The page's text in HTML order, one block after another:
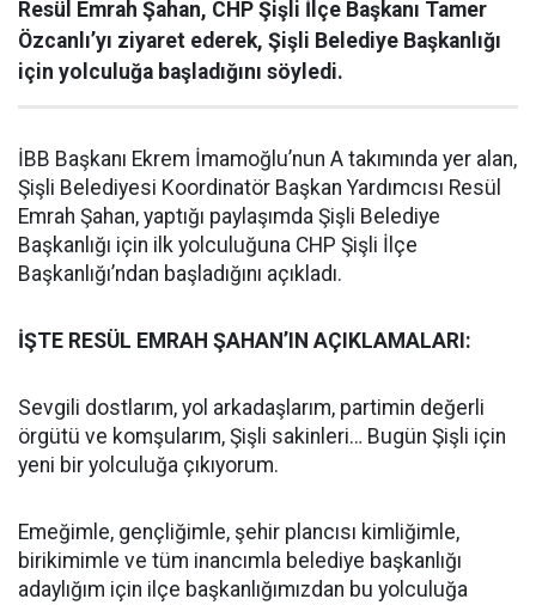
Resül Emrah Şahan, CHP Şişli İlçe Başkanı Tamer
Özcanlı’yı ziyaret ederek, Şişli Belediye Başkanlığı
için yolculuğa başladığını söyledi.
İBB Başkanı Ekrem İmamoğlu’nun A takımında yer alan,
Şişli Belediyesi Koordinatör Başkan Yardımcısı Resül
Emrah Şahan, yaptığı paylaşımda Şişli Belediye
Başkanlığı için ilk yolculuğuna CHP Şişli İlçe
Başkanlığı’ndan başladığını açıkladı.
İŞTE RESÜL EMRAH ŞAHAN’IN AÇIKLAMALARI:
Sevgili dostlarım, yol arkadaşlarım, partimin değerli
örgütü ve komşularım, Şişli sakinleri… Bugün Şişli için
yeni bir yolculuğa çıkıyorum.
Emeğimle, gençliğimle, şehir plancısı kimliğimle,
birikimimle ve tüm inancımla belediye başkanlığı
adaylığım için ilçe başkanlığımızdan bu yolculuğa